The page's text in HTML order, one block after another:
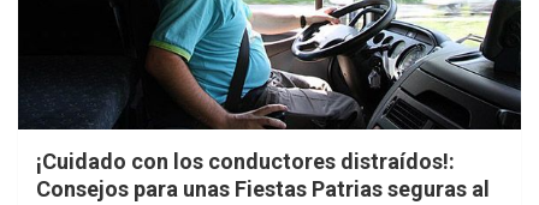
¡Cuidado con los conductores distraídos!:
Consejos para unas Fiestas Patrias seguras al